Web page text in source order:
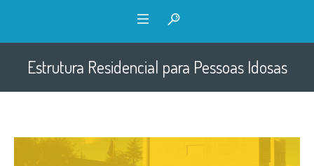
Estrutura Residencial para Pessoas Idosas